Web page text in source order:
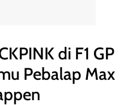
di F1 GP
Pebalap Max